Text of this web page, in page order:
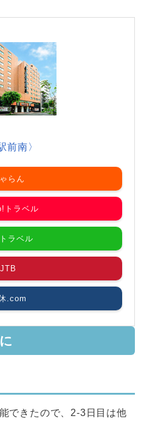
前南〉
らん
トラベル
ラベル
JTB
.com
できたので、2-3日目は他